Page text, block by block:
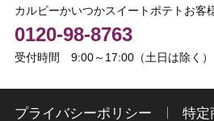
カルビーかいつかスイートポテトお客
0120-98-8763
受付時間 9:00～17:00（土日は除く）
プライバシーポリシー 特定